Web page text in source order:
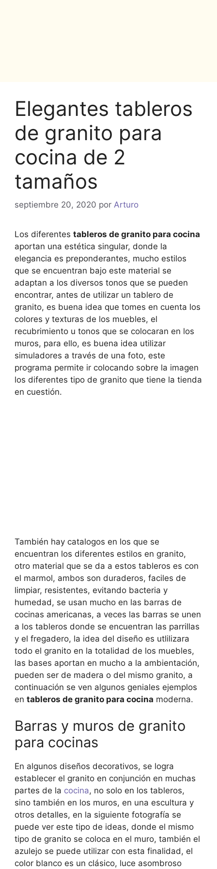
Elegantes tableros
de granito para
cocina de 2
tamaños
septiembre 20, 2020 por Arturo
Los diferentes tableros de granito para cocina
aportan una estética singular, donde la
elegancia es preponderantes, mucho estilos
que se encuentran bajo este material se
adaptan a los diversos tonos que se pueden
encontrar, antes de utilizar un tablero de
granito, es buena idea que tomes en cuenta los
colores y texturas de los muebles, el
recubrimiento u tonos que se colocaran en los
muros, para ello, es buena idea utilizar
simuladores a través de una foto, este
programa permite ir colocando sobre la imagen
los diferentes tipo de granito que tiene la tienda
en cuestión.
También hay catalogos en los que se
encuentran los diferentes estilos en granito,
otro material que se da a estos tableros es con
el marmol, ambos son duraderos, faciles de
limpiar, resistentes, evitando bacteria y
humedad, se usan mucho en las barras de
cocinas americanas, a veces las barras se unen
a los tableros donde se encuentran las parrillas
y el fregadero, la idea del diseño es utlilizara
todo el granito en la totalidad de los muebles,
las bases aportan en mucho a la ambientación,
pueden ser de madera o del mismo granito, a
continuación se ven algunos geniales ejemplos
en tableros de granito para cocina moderna.
Barras y muros de granito
para cocinas
En algunos diseños decorativos, se logra
establecer el granito en conjunción en muchas
partes de la cocina, no solo en los tableros,
sino también en los muros, en una escultura y
otros detalles, en la siguiente fotografía se
puede ver este tipo de ideas, donde el mismo
tipo de granito se coloca en el muro, también el
azulejo se puede utilizar con esta finalidad, el
color blanco es un clásico, luce asombroso